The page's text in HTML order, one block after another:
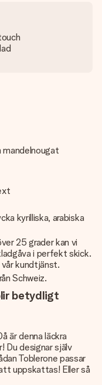
mandelnougat
kyrilliska, arabiska
25 grader kan vi
i perfekt skick.
kundtjänst.
Schweiz.
betydligt
är denna läckra
Du designar själv
Toblerone passar
uppskattas! Eller så